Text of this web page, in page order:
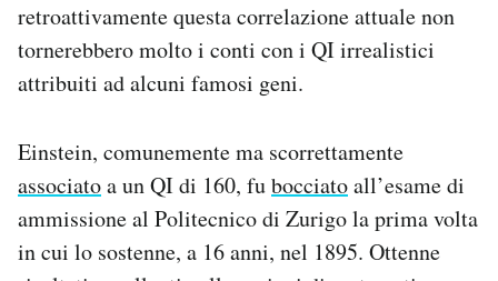
retroattivamente questa correlazione attuale non
tornerebbero molto i conti con i QI irrealistici
attribuiti ad alcuni famosi geni.
Einstein, comunemente ma scorrettamente
associatoa un QI di 160, fubocciatoall’esame di
ammissione al Politecnico di Zurigo la prima volta
in cui lo sostenne, a 16 anni, nel 1895. Ottenne